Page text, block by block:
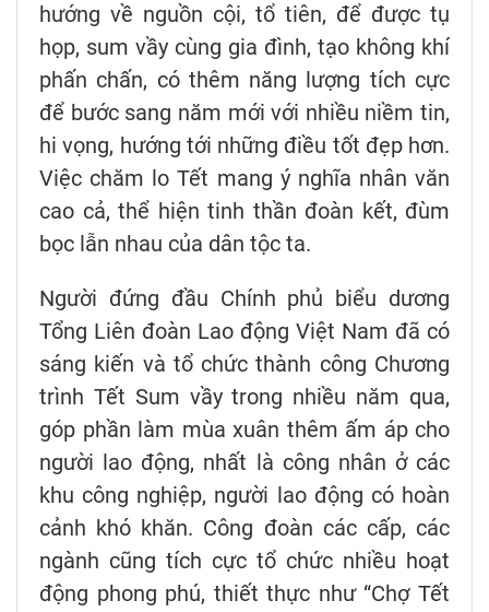
hướng về nguồn cội, tổ tiên, để được tụ
họp, sum vầy cùng gia đình, tạo không khí
phấn chấn, có thêm năng lượng tích cực
để bước sang năm mới với nhiều niềm tin,
hi vọng, hướng tới những điều tốt đẹp hơn.
Việc chăm lo Tết mang ý nghĩa nhân văn
cao cả, thể hiện tinh thần đoàn kết, đùm
bọc lẫn nhau của dân tộc ta.
Người đứng đầu Chính phủ biểu dương
Tổng Liên đoàn Lao động Việt Nam đã có
sáng kiến và tổ chức thành công Chương
trình Tết Sum vầy trong nhiều năm qua,
góp phần làm mùa xuân thêm ấm áp cho
người lao động, nhất là công nhân ở các
khu công nghiệp, người lao động có hoàn
cảnh khó khăn. Công đoàn các cấp, các
ngành cũng tích cực tổ chức nhiều hoạt
động phong phú, thiết thực như “Chợ Tết